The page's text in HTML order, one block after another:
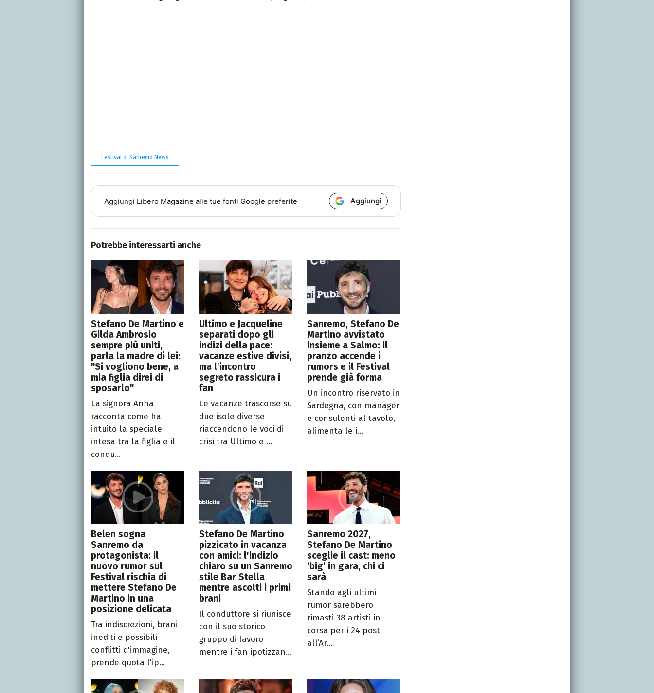
Festival di Sanremo News
Aggiungi Libero Magazine alle tue fonti Google preferite Aggiungi
Potrebbe interessarti anche
Stefano De Martino e
Gilda Ambrosio
sempre più uniti,
parla la madre di lei:
"Si vogliono bene, a
mia figlia direi di
sposarlo"
La signora Anna
racconta come ha
intuito la speciale
intesa tra la figlia e il
condu...
Ultimo e Jacqueline
separati dopo gli
indizi della pace:
vacanze estive divisi,
ma l'incontro
segreto rassicura i
fan
Le vacanze trascorse su
due isole diverse
riaccendono le voci di
crisi tra Ultimo e ...
Sanremo, Stefano De
Martino avvistato
insieme a Salmo: il
pranzo accende i
rumors e il Festival
prende già forma
Un incontro riservato in
Sardegna, con manager
e consulenti al tavolo,
alimenta le i...
Belen sogna
Sanremo da
protagonista: il
nuovo rumor sul
Festival rischia di
mettere Stefano De
Martino in una
posizione delicata
Tra indiscrezioni, brani
inediti e possibili
conflitti d'immagine,
prende quota l'ip...
Stefano De Martino
pizzicato in vacanza
con amici: l'indizio
chiaro su un Sanremo
stile Bar Stella
mentre ascolti i primi
brani
Il conduttore si riunisce
con il suo storico
gruppo di lavoro
mentre i fan ipotizzan...
Sanremo 2027,
Stefano De Martino
sceglie il cast: meno
‘big’ in gara, chi ci
sarà
Stando agli ultimi
rumor sarebbero
rimasti 38 artisti in
corsa per i 24 posti
all’Ar...